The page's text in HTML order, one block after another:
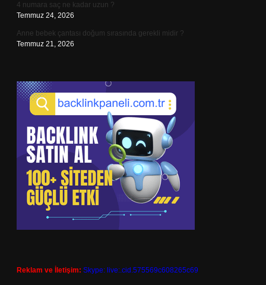
4 numara saç ne kadar uzun ?
Temmuz 24, 2026
Anne bebek çantası doğum sırasında gerekli midir ?
Temmuz 21, 2026
Reklam ve İletişim: Skype: live:.cid.575569c608265c69